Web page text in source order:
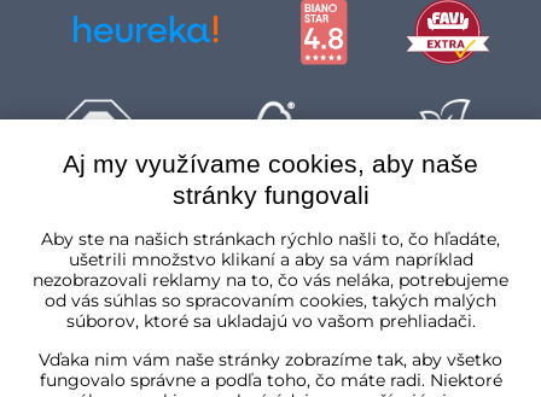
Aj my využívame cookies, aby naše
stránky fungovali
Aby ste na našich stránkach rýchlo našli to, čo hľadáte,
ušetrili množstvo klikaní a aby sa vám napríklad
nezobrazovali reklamy na to, čo vás neláka, potrebujeme
od vás súhlas so spracovaním cookies, takých malých
súborov, ktoré sa ukladajú vo vašom prehliadači.
Vďaka nim vám naše stránky zobrazíme tak, aby všetko
fungovalo správne a podľa toho, čo máte radi. Niektoré